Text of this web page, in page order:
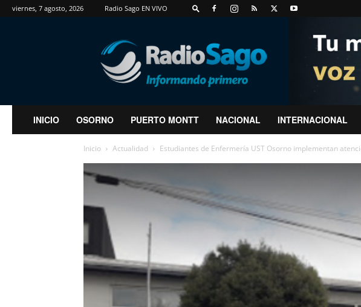
viernes, 7 agosto, 2026 Radio Sago EN VIVO
RadioSago
INICIO OSORNO PUERTO MONTT NACIONAL INTERNACIONAL
Inicio Actualidad Estudiantes de Enfermería UST Osorno implementan